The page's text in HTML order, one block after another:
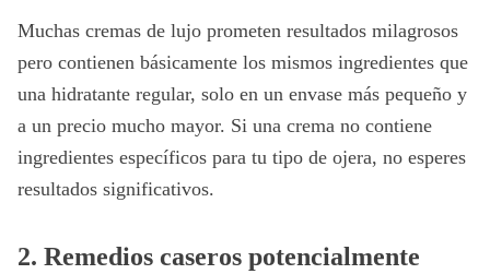
Muchas cremas de lujo prometen resultados milagrosos
pero contienen básicamente los mismos ingredientes que
una hidratante regular, solo en un envase más pequeño y
a un precio mucho mayor. Si una crema no contiene
ingredientes específicos para tu tipo de ojera, no esperes
resultados significativos.
2. Remedios caseros potencialmente